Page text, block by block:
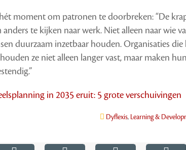
moment om patronen te doorbreken: “De
te kijken naar werk. Niet alleen naar wie
duurzaam inzetbaar houden. Organisaties
ze niet alleen langer vast, maar maken
in 2035 eruit: 5 grote verschuivingen
Dyflexis, Learning &